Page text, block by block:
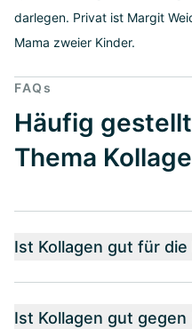
darlegen. Privat ist Margit
Mama zweier Kinder.
FAQs
Häufig
Thema
Ist Kollagen gut für die
Ist Kollagen gut gegen